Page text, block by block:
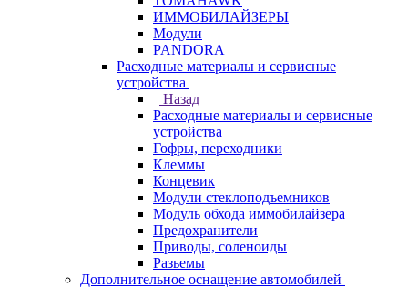
ИММОБИЛАЙЗЕРЫ
Модули
PANDORA
Расходные материалы и сервисные
устройства
Назад
Расходные материалы и сервисные
устройства
Гофры, переходники
Клеммы
Концевик
Модули стеклоподъемников
Модуль обхода иммобилайзера
Предохранители
Приводы, соленоиды
Разьемы
Дополнительное оснащение автомобилей